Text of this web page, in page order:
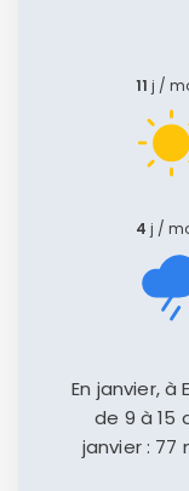
11 j /
4 j /
En janvier,
de 9 à 15
janvier : 77